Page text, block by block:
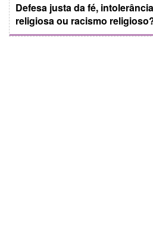
Defesa justa da fé, intolerância
religiosa ou racismo